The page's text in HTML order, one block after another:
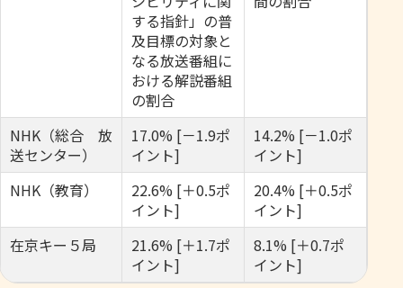
する指針」の普
及目標の対象と
なる放送番組に
おける解説番組
の割合
NHK（総合 放
送センター）
17.0% [－1.9ポ
イント]
14.2% [－1.0ポ
イント]
NHK（教育）
22.6% [＋0.5ポ
イント]
20.4% [＋0.5ポ
イント]
在京キー５局
21.6% [＋1.7ポ
イント]
8.1% [＋0.7ポ
イント]